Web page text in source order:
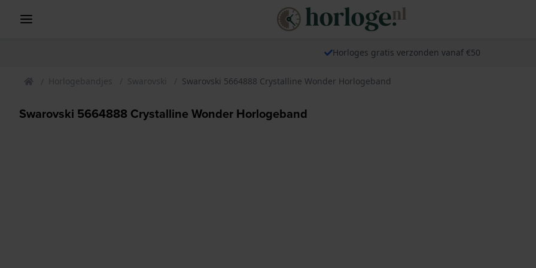
Horloges gratis verzonden vanaf €50
Horlogebandjes Swarovski Swarovski 5664888 Crystalline Wonder Horlogeband
Swarovski 5664888 Crystalline Wonder Horlogeband